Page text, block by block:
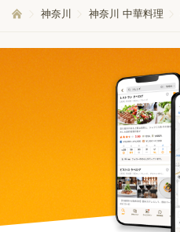
神奈川 神奈川 中華料理